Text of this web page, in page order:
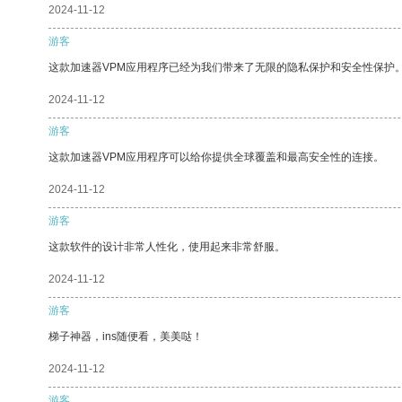
2024-11-12
游客
这款加速器VPM应用程序已经为我们带来了无限的隐私保护和安全性保护
2024-11-12
游客
这款加速器VPM应用程序可以给你提供全球覆盖和最高安全性的连接。
2024-11-12
游客
这款软件的设计非常人性化，使用起来非常舒服。
2024-11-12
游客
梯子神器，ins随便看，美美哒！
2024-11-12